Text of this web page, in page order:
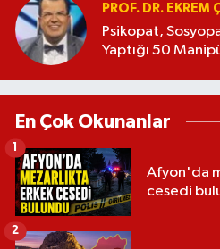
PROF. DR. EKREM
Psikopat,
Yaptığı 50
En Çok Okunanlar
Afyon'da
cesedi
1
2